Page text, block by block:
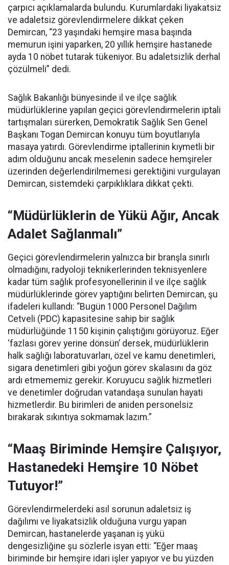
çarpıcı açıklamalarda bulundu. Kurumlardaki liyakatsiz
ve adaletsiz görevlendirmelere dikkat çeken
Demircan, “23 yaşındaki hemşire masa başında
memurun işini yaparken, 20 yıllık hemşire hastanede
ayda 10 nöbet tutarak tükeniyor. Bu adaletsizlik derhal
çözülmeli” dedi.
Sağlık Bakanlığı bünyesinde il ve ilçe sağlık
müdürlüklerine yapılan geçici görevlendirmelerin iptali
tartışmaları sürerken, Demokratik Sağlık Sen Genel
Başkanı Togan Demircan konuyu tüm boyutlarıyla
masaya yatırdı. Görevlendirme iptallerinin kıymetli bir
adım olduğunu ancak meselenin sadece hemşireler
üzerinden değerlendirilmemesi gerektiğini vurgulayan
Demircan, sistemdeki çarpıklıklara dikkat çekti.
“Müdürlüklerin de Yükü Ağır, Ancak
Adalet Sağlanmalı”
Geçici görevlendirmelerin yalnızca bir branşla sınırlı
olmadığını, radyoloji teknikerlerinden teknisyenlere
kadar tüm sağlık profesyonellerinin il ve ilçe sağlık
müdürlüklerinde görev yaptığını belirten Demircan, şu
ifadeleri kullandı: “Bugün 1000 Personel Dağılım
Cetveli (PDC) kapasitesine sahip bir sağlık
müdürlüğünde 1150 kişinin çalıştığını görüyoruz. Eğer
‘fazlası görev yerine dönsün’ dersek, müdürlüklerin
halk sağlığı laboratuvarları, özel ve kamu denetimleri,
sigara denetimleri gibi yoğun görev skalasını da göz
ardı etmememiz gerekir. Koruyucu sağlık hizmetleri
ve denetimler doğrudan vatandaşa sunulan hayati
hizmetlerdir. Bu birimleri de aniden personelsiz
bırakarak sıkıntıya sokmamak lazım.”
“Maaş Biriminde Hemşire Çalışıyor,
Hastanedeki Hemşire 10 Nöbet
Tutuyor!”
Görevlendirmelerdeki asıl sorunun adaletsiz iş
dağılımı ve liyakatsizlik olduğuna vurgu yapan
Demircan, hastanelerde yaşanan iş yükü
dengesizliğine şu sözlerle isyan etti: “Eğer maaş
biriminde bir hemşire idari işler yapıyor ve bu yüzden